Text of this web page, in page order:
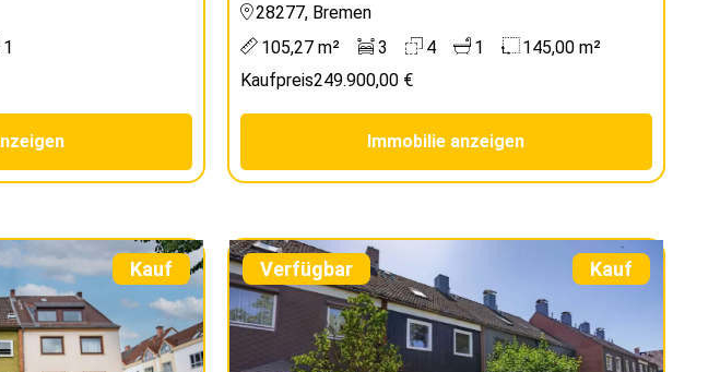
1
28277, Bremen
105,27 m²
3 4 1
145,00 m²
Kaufpreis249.900,00 €
Immobilie anzeigen
Kauf Verfügbar Kauf